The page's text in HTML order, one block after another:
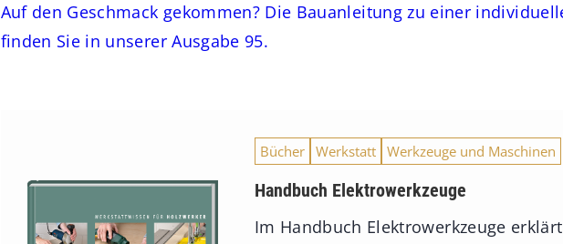
Auf den Geschmack gekommen? Die Bauanleitung zu einer
finden Sie in unserer Ausgabe 95.
Bücher Werkstatt Werkzeuge und Maschinen
Handbuch Elektrowerkzeuge
Im Handbuch Elektrowerkzeuge erklärt